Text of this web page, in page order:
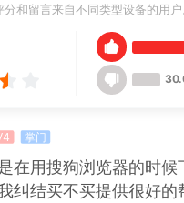
和留言来自不同类型设备的用户
掌门
在用搜狗浏览器的时候
纠结买不买提供很好的